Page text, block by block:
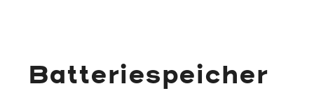
Batteriespeicher